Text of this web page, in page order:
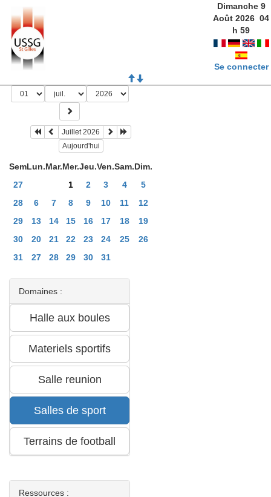
Dimanche 9
Août 2026 04
h59
Se connecter
Juillet 2026
Aujourd'hui
SemLun.Mar.Mer.Jeu.Ven.Sam.Dim.
27
1 2 3 4
5
28
6 7 8 9 10 11
12
29
13 14 15 16 17 18
19
30
20 21 22 23 24 25
26
31
27 28 29 30 31
Domaines :
Ressources :